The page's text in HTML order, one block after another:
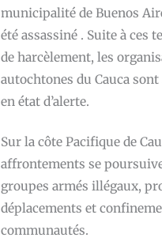
municipalité de Buenos
été assassiné . Suite à ces
de harcèlement, les
autochtones du Cauca
en état d’alerte.
Sur la côte Pacifique de
affrontements se
groupes armés illégaux,
déplacements et
communautés.